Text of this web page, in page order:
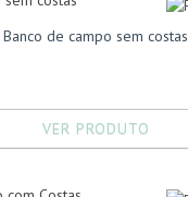
Banco de campo sem costas
VER PRODUTO